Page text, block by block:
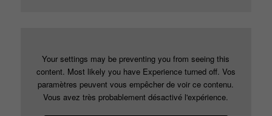
Your settings may be preventing you from seeing this
content. Most likely you have Experience turned off. Vos
paramètres peuvent vous empêcher de voir ce contenu.
Vous avez très probablement désactivé l'expérience.